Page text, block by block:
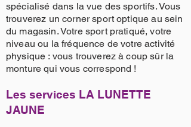
spécialisé dans la vue des sportifs. Vous
trouverez un corner sport optique au sein
du magasin. Votre sport pratiqué, votre
niveau ou la fréquence de votre activité
physique : vous trouverez à coup sûr la
monture qui vous correspond !
Les services LA LUNETTE
JAUNE